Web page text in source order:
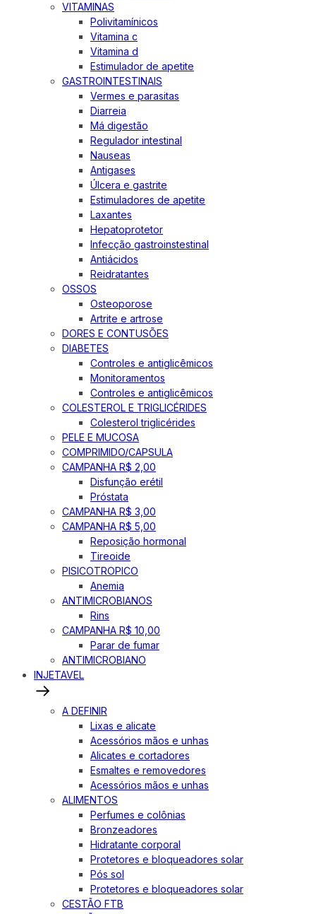
VITAMINAS
Polivitamínicos
Vitamina c
Vitamina d
Estimulador de apetite
GASTROINTESTINAIS
Vermes e parasitas
Diarreia
Má digestão
Regulador intestinal
Nauseas
Antigases
Úlcera e gastrite
Estimuladores de apetite
Laxantes
Hepatoprotetor
Infecção gastroinstestinal
Antiácidos
Reidratantes
OSSOS
Osteoporose
Artrite e artrose
DORES E CONTUSÕES
DIABETES
Controles e antiglicêmicos
Monitoramentos
Controles e antiglicêmicos
COLESTEROL E TRIGLICÉRIDES
Colesterol triglicérides
PELE E MUCOSA
COMPRIMIDO/CAPSULA
CAMPANHA R$ 2,00
Disfunção erétil
Próstata
CAMPANHA R$ 3,00
CAMPANHA R$ 5,00
Reposição hormonal
Tireoide
PISICOTROPICO
Anemia
ANTIMICROBIANOS
Rins
CAMPANHA R$ 10,00
Parar de fumar
ANTIMICROBIANO
INJETAVEL
A DEFINIR
Lixas e alicate
Acessórios mãos e unhas
Alicates e cortadores
Esmaltes e removedores
Acessórios mãos e unhas
ALIMENTOS
Perfumes e colônias
Bronzeadores
Hidratante corporal
Protetores e bloqueadores solar
Pós sol
Protetores e bloqueadores solar
CESTÃO FTB